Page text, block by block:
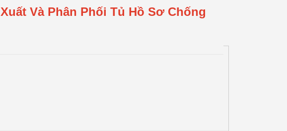
Và Phân Phối Tủ Hồ Sơ Chống